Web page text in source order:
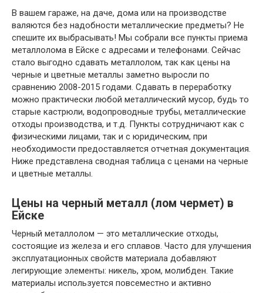
В вашем гараже, на даче, дома или на производстве
валяются без надобности металлические предметы? Не
спешите их выбрасывать! Мы собрали все пункты приема
металлолома в Ейске с адресами и телефонами. Сейчас
стало выгодно сдавать металлолом, так как цены на
черные и цветные металлы заметно выросли по
сравнению 2008-2015 годами. Сдавать в переработку
можно практически любой металлический мусор, будь то
старые кастрюли, водопроводные трубы, металлические
отходы производства, и т.д. Пункты сотрудничают как с
физическими лицами, так и с юридическим, при
необходимости предоставляется отчетная документация.
Ниже представлена сводная таблица с ценами на черные
и цветные металлы.
Цены на черный металл (лом чермет) в
Ейске
Черный металлолом — это металлические отходы,
состоящие из железа и его сплавов. Часто для улучшения
эксплуатационных свойств материала добавляют
легирующие элементы: никель, хром, молибден. Такие
материалы используется повсеместно и активно